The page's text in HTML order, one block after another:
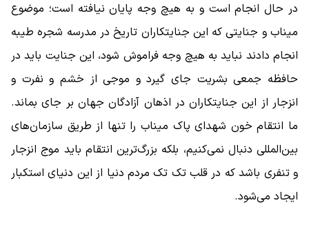
در حال انجام است و به هیچ وجه پایان نیافته است؛ موضوع
میناب و جنایتی که این جنایتکاران تاریخ در مدرسه شجره طیبه
انجام دادند نباید به هیچ وجه فراموش شود، این جنایت باید در
حافظه جمعی بشریت جای گیرد و موجی از خشم و نفرت و
انزجار از این جنایتکاران در اذهان آزادگان جهان بر جای بماند.
ما انتقام خون شهدای پاک میناب را تنها از طریق سازمان‌های
بین‌المللی دنبال نمی‌کنیم، بلکه بزرگ‌ترین انتقام باید موج انزجار
و تنفری باشد که در قلب تک تک مردم دنیا از این دنیای استکبار
ایجاد می‌شود.